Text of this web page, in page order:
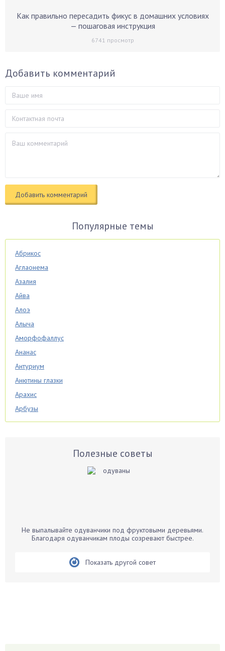
Как правильно пересадить фикус в домашних условиях
— пошаговая инструкция
6741 просмотр
Добавить комментарий
Популярные темы
Абрикос
Аглаонема
Азалия
Айва
Алоэ
Алыча
Аморфофаллус
Ананас
Антуриум
Анютины глазки
Арахис
Арбузы
Аспарагус
Бархатцы
Полезные советы
Не выпалывайте одуванчики под фруктовыми деревьями.
Благодаря одуванчикам плоды созревают быстрее.
Показать другой совет